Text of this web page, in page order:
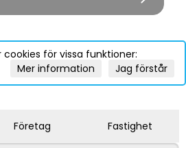
för vissa funktioner:
Jag förstår
Mer information
Företag Fastighet